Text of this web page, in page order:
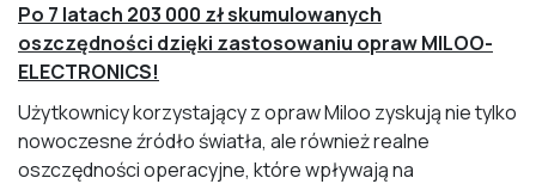
Po 7 latach 203 000 zł skumulowanych
oszczędności dzięki zastosowaniu opraw MILOO-
ELECTRONICS!
Użytkownicy korzystający z opraw Miloo zyskują nie tylko
nowoczesne źródło światła, ale również realne
oszczędności operacyjne, które wpływają na